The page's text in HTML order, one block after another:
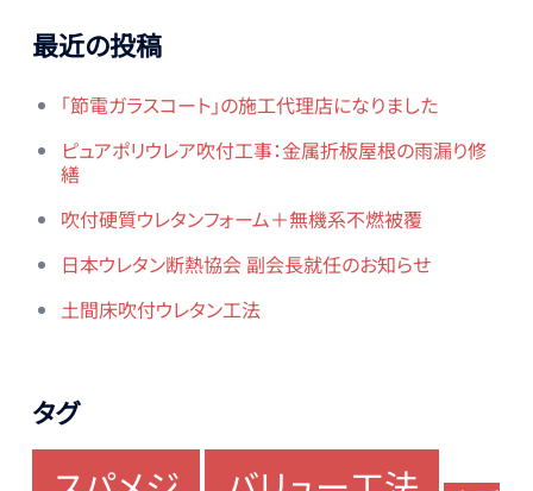
最近の投稿
「節電ガラスコート」の施工代理店になりました
ピュアポリウレア吹付工事：金属折板屋根の雨漏り修
繕
吹付硬質ウレタンフォーム＋無機系不燃被覆
日本ウレタン断熱協会 副会長就任のお知らせ
土間床吹付ウレタン工法
タグ